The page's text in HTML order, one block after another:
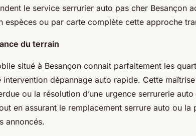
le service serrurier auto pas cher Besançon
espèces ou par carte complète cette approche
du terrain
situé à Besançon connait parfaitement les
dépannage auto rapide. Cette
ou la résolution d’une urgence serrurerie
en assurant le remplacement serrure auto ou la
annoncés.